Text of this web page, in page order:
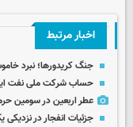
اخبار مرتبط
جنگ کریدورها؛ نبرد
حساب‌ شرکت ملی نفت
عطر اربعین در سومین
جزئیات انفجار در